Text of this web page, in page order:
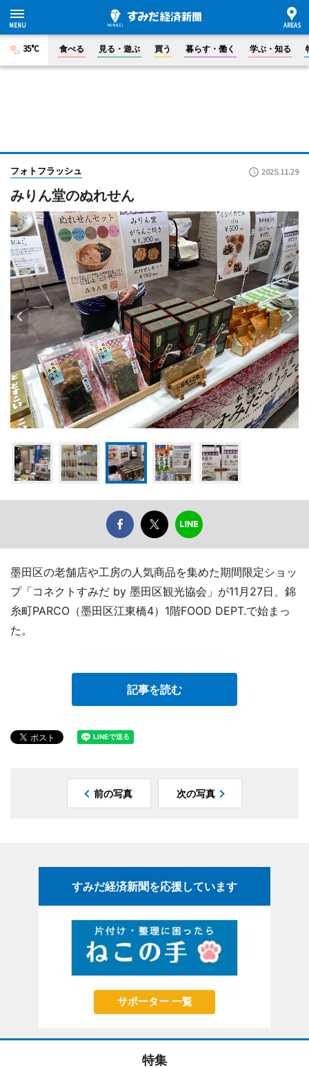
35°C 食べる 見る・遊ぶ 買う 暮らす・働く 学ぶ・知る
フォトフラッシュ 2025.11.29
みりん堂のぬれせん
墨田区の老舗店や工房の人気商品を集めた期間限定ショッ
プ「コネクトすみだ by 墨田区観光協会」が11月27日、錦
糸町PARCO（墨田区江東橋4）1階FOOD DEPT.で始まっ
た。
記事を読む
前の写真 次の写真
すみだ経済新聞を応援しています
サポーター 一覧
特集